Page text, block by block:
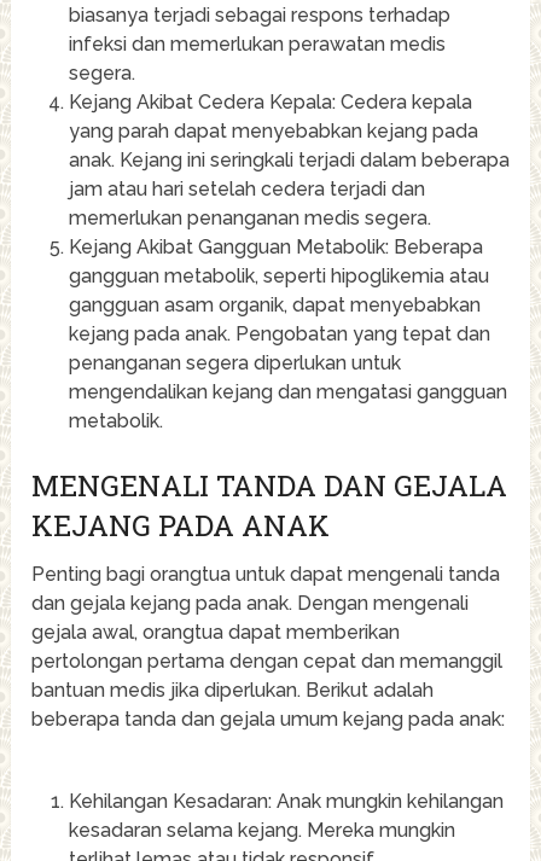
biasanya terjadi sebagai respons terhadap
infeksi dan memerlukan perawatan medis
segera.
Kejang Akibat Cedera Kepala: Cedera kepala
yang parah dapat menyebabkan kejang pada
anak. Kejang ini seringkali terjadi dalam beberapa
jam atau hari setelah cedera terjadi dan
memerlukan penanganan medis segera.
Kejang Akibat Gangguan Metabolik: Beberapa
gangguan metabolik, seperti hipoglikemia atau
gangguan asam organik, dapat menyebabkan
kejang pada anak. Pengobatan yang tepat dan
penanganan segera diperlukan untuk
mengendalikan kejang dan mengatasi gangguan
metabolik.
MENGENALI TANDA DAN GEJALA
KEJANG PADA ANAK
Penting bagi orangtua untuk dapat mengenali tanda
dan gejala kejang pada anak. Dengan mengenali
gejala awal, orangtua dapat memberikan
pertolongan pertama dengan cepat dan memanggil
bantuan medis jika diperlukan. Berikut adalah
beberapa tanda dan gejala umum kejang pada anak:
Kehilangan Kesadaran: Anak mungkin kehilangan
kesadaran selama kejang. Mereka mungkin